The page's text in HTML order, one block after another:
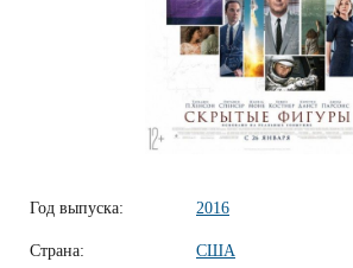
Год выпуска: 2016
Страна: США